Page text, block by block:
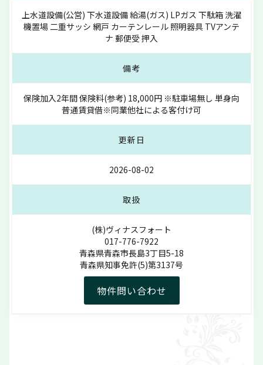
上水道設備(公営) 下水道設備 給湯(ガス) LPガス 下駄箱 洗濯
機置場 二重サッシ 網戸 カーテンレール 照明器具 TVアンテ
ナ 郵便受 押入
備考
保険加入2年間 保険料(参考) 18,000円 ※駐車場無し 単身向
普通賃貸借※同業他社による客付け可
更新日
2026-08-02
取扱
(株)ヴィナスフォート
017-776-7922
青森県青森市長島3丁目5-18
青森県知事免許(5)第3137号
物件問い合わせ